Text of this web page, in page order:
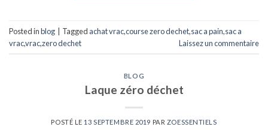
Posted inblog Tagged achat vrac,course zero dechet,sac a pain,sac a
vrac,vrac,zero dechet Laissez un commentaire
BLOG
Laque zéro déchet
POSTÉ LE 13 SEPTEMBRE 2019 PAR ZOESSENTIELS